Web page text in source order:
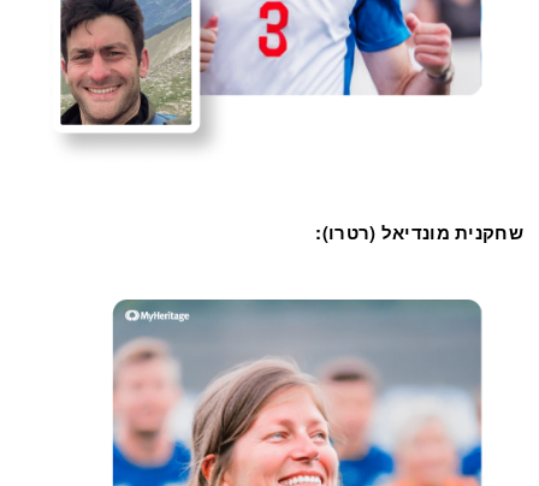
שחקנית מונדיאל (רטרו):